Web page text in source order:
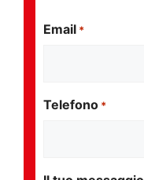
Email *
Telefono *